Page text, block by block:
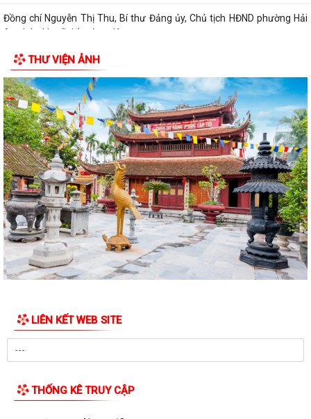
Đồng chí Nguyễn Thị Thu, Bí thư Đảng ủy, Chủ tịch HĐND phường Hải
An chủ trì buổi tiếp công dân...
Kế hoạch của Ban Thường vụ Đảng ủy thực hiện Nghị quyết số 11-
NQ/TU ngày 15/7/2026 của Ban Chấp...
ĐIỂM CẦU PHƯỜNG HẢI AN THAM GIA HỘI NGHỊ TOÀN QUỐC QUÁN
TRIỆT, TRIỂN KHAI THỰC HIỆN NGHỊ QUYẾT HỘI...
THÔNG BÁO Về việc lựa chọn tổ chức đấu giá tài sản.
Thực hiện chế độ báo cáo hoạt động đầu tư trên Hệ thống thông tin về
giám sát, đánh giá đầu tư
QUYẾT ĐỊNH Phê duyệt phương án đấu giá quyền sử dụng đất đối với
76 lô đất thuộc 03 ô đất N3, N5,...
50 SUẤT QUÀ ĐƯỢC TẬP ĐOÀN BABEENI TRAO TẶNG TỚI GIA ĐÌNH
CHÍNH SÁCH, NGƯỜI CÓ CÔNG PHƯỜNG HẢI AN
NGƯỜI CÓ CÔNG VỚI CÁCH MẠNG NHÂN NGÀY...
HỘI CỰU CÔNG AN NHÂN DÂN PHƯỜNG HẢI AN TRAO QUÀ TRI ÂN
CỤM THI ĐUA SỐ 3 UBMTTQVN THÀNH PHỐ SƠ KẾT CÔNG TÁC 6
THƯ VIỆN ẢNH
LIÊN KẾT WEB SITE
THỐNG KÊ TRUY CẬP